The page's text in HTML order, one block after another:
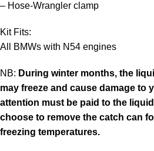
– Hose-Wrangler clamp
Kit Fits:
All BMWs with N54 engines
NB: During winter months, the
may freeze and cause damage to
attention must be paid to the
choose to remove the catch can
freezing temperatures.